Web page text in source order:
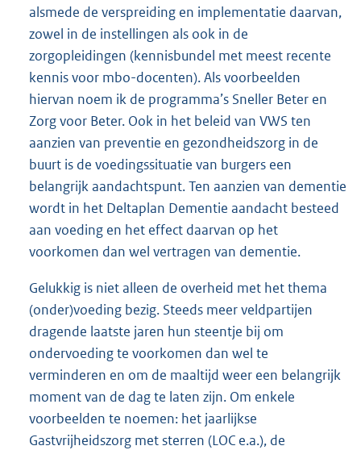
alsmede de verspreiding en implementatie daarvan,
zowel in de instellingen als ook in de
zorgopleidingen (kennisbundel met meest recente
kennis voor mbo-docenten). Als voorbeelden
hiervan noem ik de programma’s Sneller Beter en
Zorg voor Beter. Ook in het beleid van VWS ten
aanzien van preventie en gezondheidszorg in de
buurt is de voedingssituatie van burgers een
belangrijk aandachtspunt. Ten aanzien van dementie
wordt in het Deltaplan Dementie aandacht besteed
aan voeding en het effect daarvan op het
voorkomen dan wel vertragen van dementie.
Gelukkig is niet alleen de overheid met het thema
(onder)voeding bezig. Steeds meer veldpartijen
dragende laatste jaren hun steentje bij om
ondervoeding te voorkomen dan wel te
verminderen en om de maaltijd weer een belangrijk
moment van de dag te laten zijn. Om enkele
voorbeelden te noemen: het jaarlijkse
Gastvrijheidszorg met sterren (LOC e.a.), de